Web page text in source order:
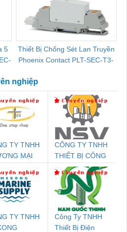
5
Thiết Bị Chống Sét Lan Truyền
Phoenix Contact PLT-SEC-T3-
nghiệp
TY TNHH
MẠI
CÔNG TY TNHH
THIẾT BỊ CÔNG
NGHIỆP NIHON
SETSUBI VIỆT
NAM
TY TNHH
Công Ty TNHH
Thiết Bị Điện